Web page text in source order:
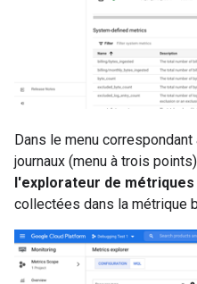
Dans le menu
journaux (menu à trois
l'explorateur de métriques
collectées dans la métrique